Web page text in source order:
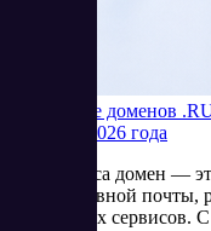
Продление доменов
сентября 2026 года
Для бизнеса домен —
корпоративной
клиентских сервисов.